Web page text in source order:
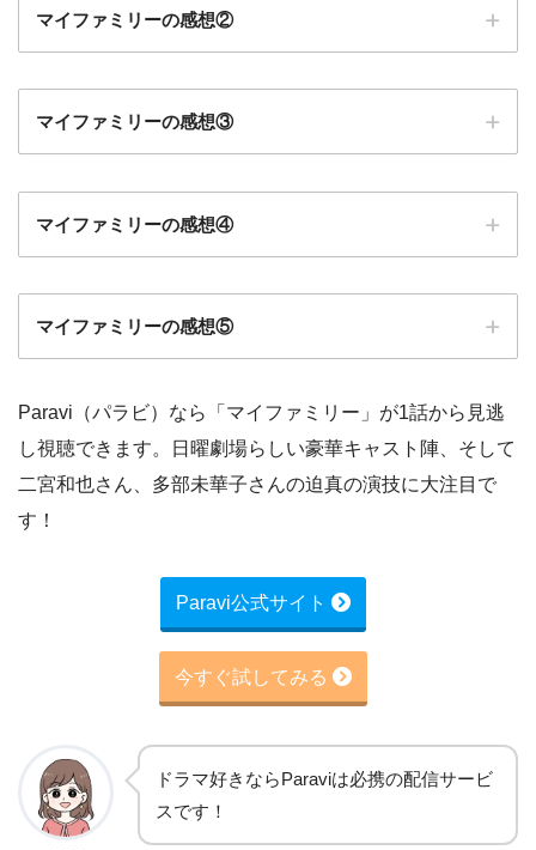
マイファミリーの感想②
マイファミリーの感想③
マイファミリーの感想④
マイファミリーの感想⑤
Paravi（パラビ）なら「マイファミリー」が1話から見逃
し視聴できます。日曜劇場らしい豪華キャスト陣、そして
二宮和也さん、多部未華子さんの迫真の演技に大注目で
す！
Paravi公式サイト
今すぐ試してみる
ドラマ好きならParaviは必携の配信サービ
スです！